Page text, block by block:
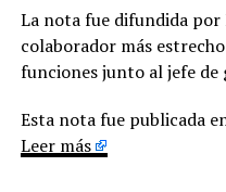
La nota fue difundida por
colaborador más
funciones junto al jefe de
Esta nota fue publicada
Leer más